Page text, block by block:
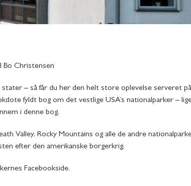
Bo Christensen
– så får du her den helt store oplevelse serveret
fyldt bog om det vestlige USA’s nationalparker –
i denne bog.
Valley, Rocky Mountains og alle de andre
efter den amerikanske borgerkrig.
Facebookside.